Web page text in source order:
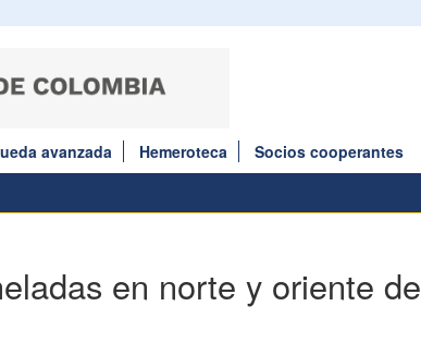
avanzada Hemeroteca
Socios cooperantes
en norte y oriente de